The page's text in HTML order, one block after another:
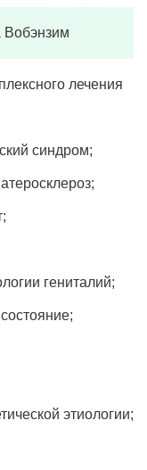
Вобэнзим
лечения
синдром;
гениталий;
этиологии;